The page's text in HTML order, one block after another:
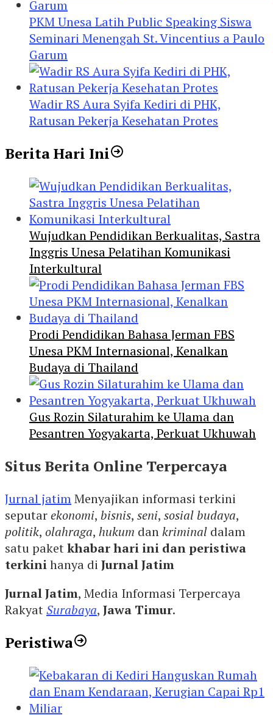
PKM Unesa Latih Public Speaking Siswa
Seminari Menengah St. Vincentius a Paulo
Garum
Wadir RS Aura Syifa Kediri di PHK,
Ratusan Pekerja Kesehatan Protes
Berita Hari Ini
Wujudkan Pendidikan Berkualitas, Sastra
Inggris Unesa Pelatihan Komunikasi
Interkultural
Prodi Pendidikan Bahasa Jerman FBS
Unesa PKM Internasional, Kenalkan
Budaya di Thailand
Gus Rozin Silaturahim ke Ulama dan
Pesantren Yogyakarta, Perkuat Ukhuwah
Situs Berita Online Terpercaya
Jurnal jatimMenyajikan informasi terkini
seputarekonomi, bisnis, seni, sosial budaya,
politik, olahraga, hukum dankriminal dalam
satu paketkhabar hari ini dan peristiwa
terkinihanya di Jurnal Jatim
Jurnal Jatim, Media Informasi Terpercaya
RakyatSurabaya, Jawa Timur.
Peristiwa